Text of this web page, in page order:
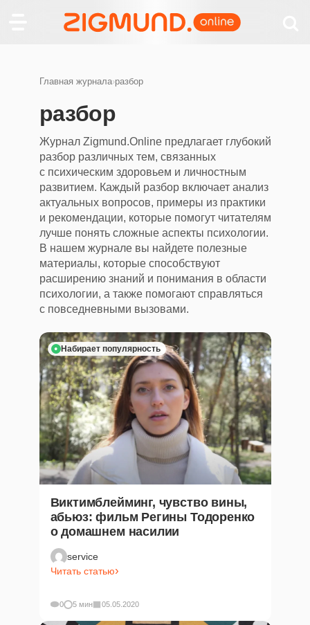
Главная журнала›разбор
разбор
Журнал Zigmund.Online предлагает глубокий
разбор различных тем, связанных
с психическим здоровьем и личностным
развитием. Каждый разбор включает анализ
актуальных вопросов, примеры из практики
и рекомендации, которые помогут читателям
лучше понять сложные аспекты психологии.
В нашем журнале вы найдете полезные
материалы, которые способствуют
расширению знаний и понимания в области
психологии, а также помогают справляться
с повседневными вызовами.
Набирает популярность
Виктимблейминг, чувство вины,
абьюз: фильм Регины Тодоренко
о домашнем насилии
service
Читать статью
0 5 мин 05.05.2020